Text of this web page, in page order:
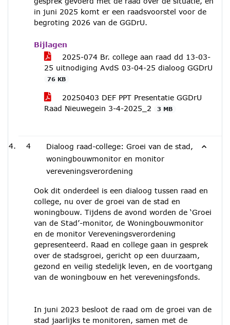
in juni 2025 komt er een raadsvoorstel voor de
begroting 2026 van de GGDrU.
Bijlagen
2025-074 Br. college aan raad dd 13-03-
25 uitnodiging AvdS 03-04-25 dialoog GGDrU
76 KB
20250403 DEF PPT Presentatie GGDrU
Raad Nieuwegein 3-4-2025_2
3 MB
4
Dialoog raad-college: Groei van de stad,
woningbouwmonitor en monitor
vereveningsverordening
Ook dit onderdeel is een dialoog tussen raad en
college, nu over de groei van de stad en
woningbouw. Tijdens de avond worden de ‘Groei
van de Stad’-monitor, de Woningbouwmonitor
en de monitor Vereveningsverordening
gepresenteerd. Raad en college gaan in gesprek
over de stadsgroei, gericht op een duurzaam,
gezond en veilig stedelijk leven, en de voortgang
van de woningbouw en het vereveningsfonds.
In juni 2023 besloot de raad om de groei van de
stad jaarlijks te monitoren, samen met de